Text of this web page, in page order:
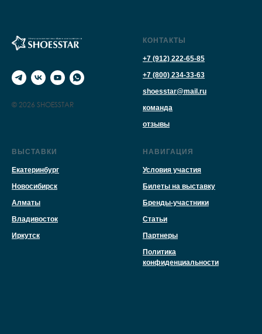
© 2026 SHOESSTAR
КОНТАКТЫ
+7 (912) 222-65-85
+7 (800) 234-33-63
shoesstar@mail.ru
команда
отзывы
ВЫСТАВКИ
Екатеринбург
Новосибирск
Алматы
Владивосток
Иркутск
НАВИГАЦИЯ
Условия участия
Билеты на выставку
Бренды-участники
Статьи
Партнеры
Политика
конфиденциальности